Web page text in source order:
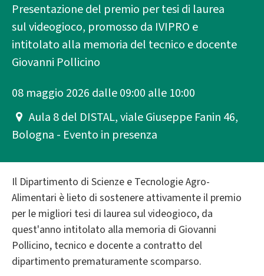
Presentazione del premio per tesi di laurea
sul videogioco, promosso da IVIPRO e
intitolato alla memoria del tecnico e docente
Giovanni Pollicino
08 maggio 2026 dalle 09:00 alle 10:00
Aula 8 del DISTAL, viale Giuseppe Fanin 46,
Bologna - Evento in presenza
Il Dipartimento di Scienze e Tecnologie Agro-
Alimentari è lieto di sostenere attivamente il premio
per le migliori tesi di laurea sul videogioco, da
quest'anno intitolato alla memoria di Giovanni
Pollicino, tecnico e docente a contratto del
dipartimento prematuramente scomparso.